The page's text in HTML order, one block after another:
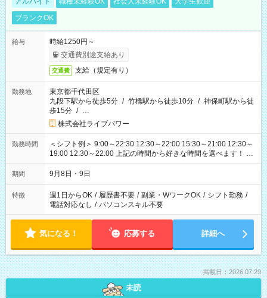
ブランクOK
給与
時給1250円～
交通費別途支給あり
交通費 支給（規定有り）
勤務地
東京都千代田区
九段下駅から徒歩5分 / 竹橋駅から徒歩10分 / 神保町駅から徒
歩15分 / …
株式会社ライブパワー
勤務時間
＜シフト例＞ 9:00～22:30 12:30～22:00 15:30～21:00 12:30～
19:00 12:30～22:00 上記の時間から好きな時間を選べます！ ※
時間は変更となる可能性があります
期間 9月8日・9日
特徴 週1日からOK / 履歴書不要 / 副業・WワークOK / シフト勤務 /
電話対応なし / パソコンスキル不要
気になる！ 応募する 詳細へ
掲載日：2026.07.29
未読